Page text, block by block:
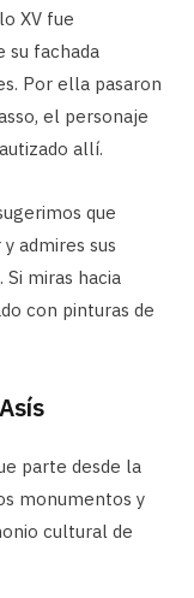
XV fue
su fachada
Por ella pasaron
el personaje
allí.
que
admires sus
miras hacia
con pinturas de
parte desde la
monumentos y
cultural de